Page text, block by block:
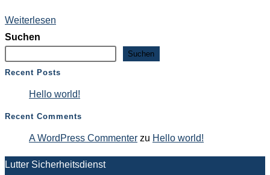
Weiterlesen
Suchen
Suchen
Recent Posts
Hello world!
Recent Comments
A WordPress Commenter zu Hello world!
Lutter Sicherheitsdienst